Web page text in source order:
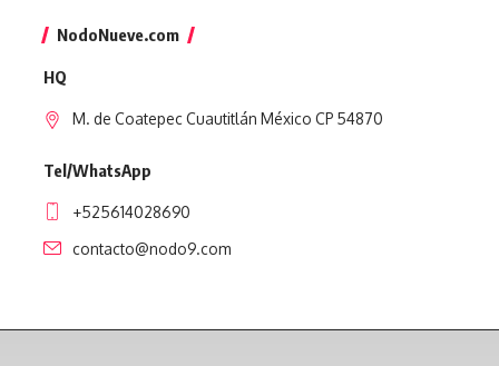
NodoNueve.com
HQ
M. de Coatepec Cuautitlán México CP 54870
Tel/WhatsApp
+525614028690
contacto@nodo9.com